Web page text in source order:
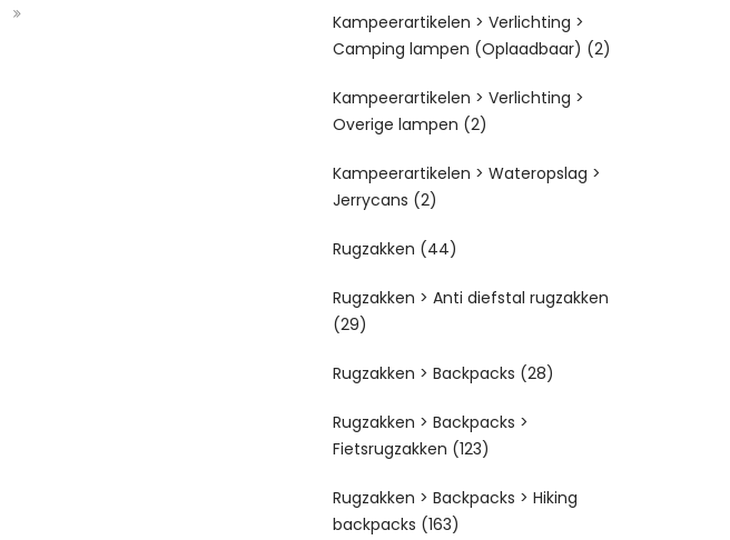
Kampeerartikelen > Verlichting >
Camping lampen (Oplaadbaar) (2)
Kampeerartikelen > Verlichting >
Overige lampen (2)
Kampeerartikelen > Wateropslag >
Jerrycans (2)
Rugzakken (44)
Rugzakken > Anti diefstal rugzakken
(29)
Rugzakken > Backpacks (28)
Rugzakken > Backpacks >
Fietsrugzakken (123)
Rugzakken > Backpacks > Hiking
backpacks (163)